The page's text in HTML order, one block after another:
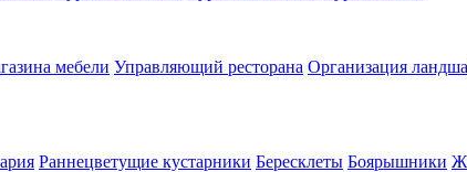
мебели Управляющий ресторана Организация
Раннецветущие кустарники Бересклеты Боярышники